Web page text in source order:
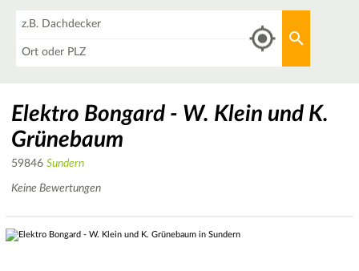
Elektro Bongard - W. Klein und K.
Grünebaum
59846 Sundern
Keine Bewertungen